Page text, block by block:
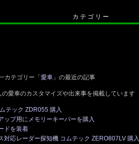
カ テ ゴ リ ー
カテゴリー「 愛車 」の最近の記事
愛車のカスタマイズや出来事を掲載しています
テック ZDR055 購入
ップ用にメモリーキーパーを購入
ドを装着
対応レーダー探知機 コムテック ZERO807LV 購入